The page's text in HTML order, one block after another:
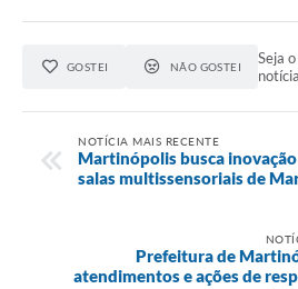
GOSTEI NÃO GOSTEI
Seja
NOTÍCIA MAIS RECENTE
Martinópolis busca
salas multissensoriais de
Prefeitura de
atendimentos e ações de